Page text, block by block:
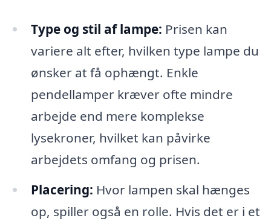
Type og stil af lampe: Prisen kan
variere alt efter, hvilken type lampe du
ønsker at få ophængt. Enkle
pendellamper kræver ofte mindre
arbejde end mere komplekse
lysekroner, hvilket kan påvirke
arbejdets omfang og prisen.
Placering: Hvor lampen skal hænges
op, spiller også en rolle. Hvis det er i et